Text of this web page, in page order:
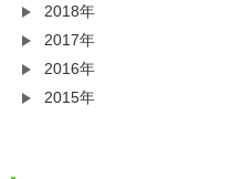
2018年
2017年
2016年
2015年